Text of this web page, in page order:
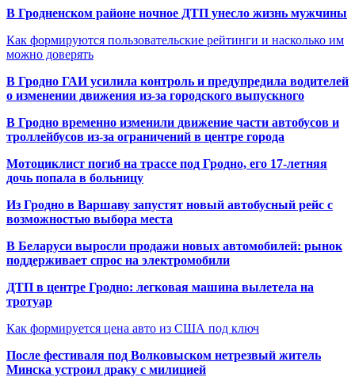
В Гродненском районе ночное ДТП унесло жизнь мужчины
Как формируются пользовательские рейтинги и насколько им
можно доверять
В Гродно ГАИ усилила контроль и предупредила водителей
о изменении движения из-за городского выпускного
В Гродно временно изменили движение части автобусов и
троллейбусов из-за ограничений в центре города
Мотоциклист погиб на трассе под Гродно, его 17-летняя
дочь попала в больницу
Из Гродно в Варшаву запустят новый автобусный рейс с
возможностью выбора места
В Беларуси выросли продажи новых автомобилей: рынок
поддерживает спрос на электромобили
ДТП в центре Гродно: легковая машина вылетела на
тротуар
Как формируется цена авто из США под ключ
После фестиваля под Волковыском нетрезвый житель
Минска устроил драку с милицией